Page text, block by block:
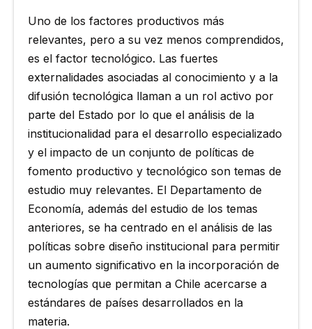
Uno de los factores productivos más
relevantes, pero a su vez menos comprendidos,
es el factor tecnológico. Las fuertes
externalidades asociadas al conocimiento y a la
difusión tecnológica llaman a un rol activo por
parte del Estado por lo que el análisis de la
institucionalidad para el desarrollo especializado
y el impacto de un conjunto de políticas de
fomento productivo y tecnológico son temas de
estudio muy relevantes. El Departamento de
Economía, además del estudio de los temas
anteriores, se ha centrado en el análisis de las
políticas sobre diseño institucional para permitir
un aumento significativo en la incorporación de
tecnologías que permitan a Chile acercarse a
estándares de países desarrollados en la
materia.